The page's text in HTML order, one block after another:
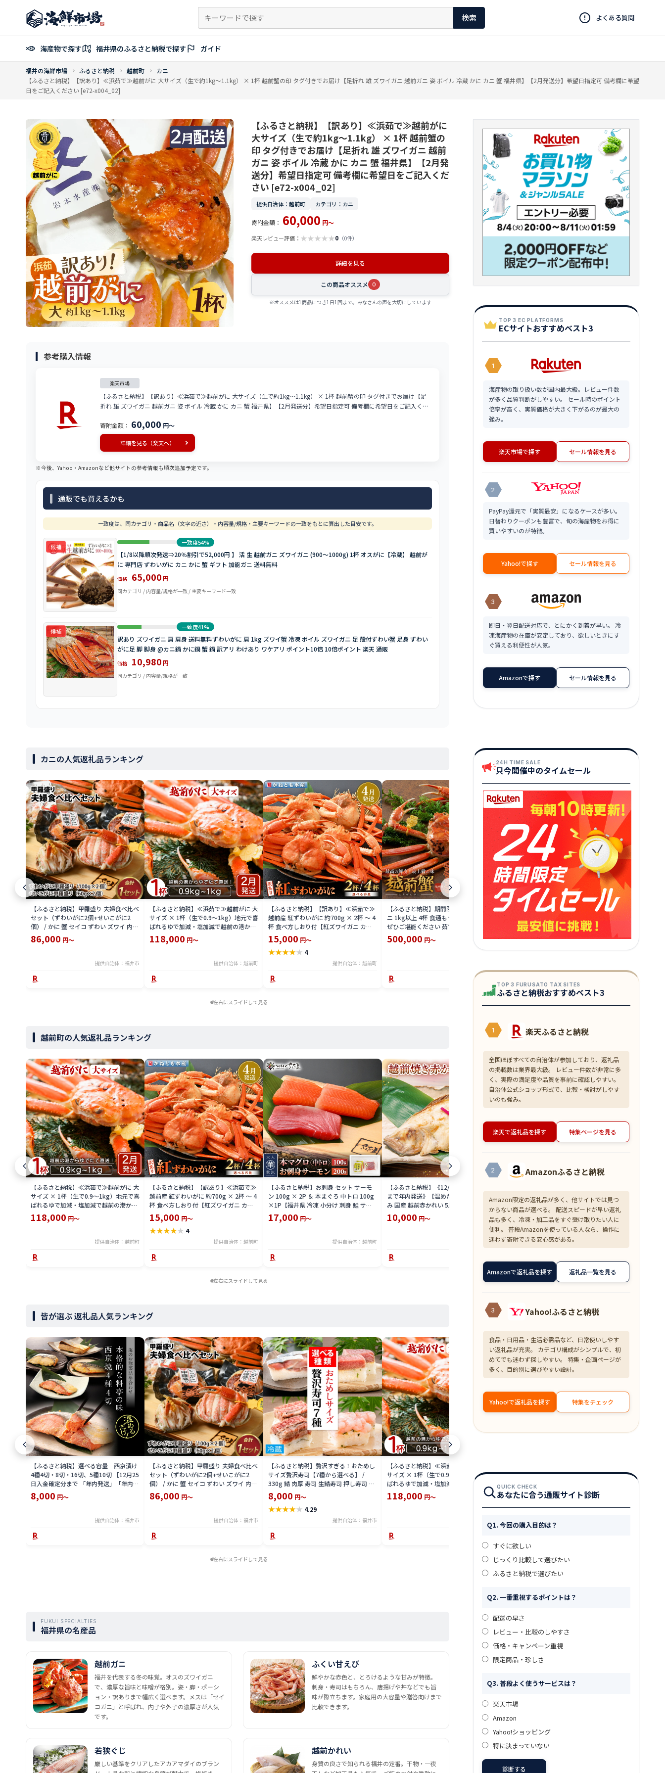
ン
へ
検索 よくある質問
海産物で探す 福井県のふるさと納税で探す ガイド
福井の海鮮市場 ふるさと納税 越前町
カニ
【ふるさと納税】【訳あり】≪浜茹で≫越前がに 大サイズ（生で約1kg～1.1kg） × 1杯 越前蟹の印 タグ付きでお届け【足折れ 雄 ズワイガニ 越前ガニ 姿 ボイル 冷蔵 かに カニ 蟹 福井県】【2月発送分】希望日指定可 備考欄に希望
日をご記入ください [e72-x004_02]
【ふるさと納税】【訳あり】≪浜茹で≫越前がに
大サイズ（生で約1kg～1.1kg） × 1杯 越前蟹の
印 タグ付きでお届け【足折れ 雄 ズワイガニ 越前
ガニ 姿 ボイル 冷蔵 かに カニ 蟹 福井県】【2月発
送分】希望日指定可 備考欄に希望日をご記入くだ
さい [e72-x004_02]
提供自治体：越前町 カテゴリ：カニ
寄附金額： 60,000 円～
楽天レビュー評価： ★★★★★0 （0件）
詳細を見る
この商品オススメ 0
※オススメは1商品につき1日1回まで。みなさんの声を大切にしています
参考購入情報
楽天市場
【ふるさと納税】【訳あり】≪浜茹で≫越前がに 大サイズ（生で約1kg～1.1kg） × 1杯 越前蟹の印 タグ付きでお届け【足
折れ 雄 ズワイガニ 越前ガニ 姿 ボイル 冷蔵 かに カニ 蟹 福井県】【2月発送分】希望日指定可 備考欄に希望日をご記入くだ
寄附金額： 60,000 円～
詳細を見る（楽天へ）
※今後、Yahoo・Amazonなど他サイトの参考情報も順次追加予定です。
通販でも買えるかも
一致度は、同カテゴリ・商品名（文字の近さ）・内容量/規格・主要キーワードの一致をもとに算出した目安です。
候補
一致度54%
【1/8以降順次発送⇒20％割引で52,000円 】 活 生 越前ガニ ズワイガニ (900〜1000g) 1杯 オスがに【冷蔵】 越前が
に 専門店 ずわいがに カニ かに 蟹 ギフト 加能ガニ 送料無料
価格 65,000円
同カテゴリ / 内容量/規格が一致 / 主要キーワード一致
候補
一致度41%
訳あり ズワイガニ 肩 肩身 送料無料ずわいがに 肩 1kg ズワイ蟹 冷凍 ボイル ズワイガニ 足 殻付ずわい蟹 足身 ずわい
がに足 脚 脚身 @カニ鍋 かに鍋 蟹 鍋 訳アリ わけあり ワケアリ ポイント10倍 10倍ポイント 楽天 通販
価格 10,980円
同カテゴリ / 内容量/規格が一致
カニの人気返礼品ランキング
【ふるさと納税】甲羅盛り 夫婦食べ比べ
セット（ずわいがに2個+せいこがに2
個） / かに 蟹 セイコ ずわい ズワイ 内子
外子 国産 冷凍 冬 冬の味覚 珍味 グルメ
国産 送料無料 [H-065050]
86,000 円～
提供自治体：福井市
【ふるさと納税】≪浜茹で≫越前がに 大
サイズ × 1杯（生で0.9〜1kg）地元で喜
ばれるゆで加減・塩加減で越前の港から
直送！【雄 ズワイガニ ずわいがに 越前
ガニ 姿 ボイル 冷蔵 福井県】【2月発送
入ください [e23-x004_02]
118,000 円～
提供自治体：越前町
【ふるさと納税】【訳あり】≪浜茹で≫
越前産 紅ずわいがに 約700g × 2杯 〜 4
杯 食べ方しおり付【紅ズワイガニ カニ
かに 蟹 姿 ボイル 冷蔵 福井県】【4月発
送分】希望日指定不可
15,000 円～
★★★★★ 4
提供自治体：越前町
【ふるさと納税】期間限定 茹で 越前ガ
ニ 1kg以上 4杯 食通もうなる本場の味を
ぜひご堪能ください 茹でガニ ズワイガ
ニ カニ 蟹 海鮮 福井県 若狭町 お届け：
2025年11月10日～2026年3月31日（年
500,000 円～
【ふるさと納税】総合1位獲得『年内配
送可 (12月25日決済完了分まで)』着日指
定可能！最短3営業日以内発送【生食
可】ますよね 商店の元祖 カット済み 生
ね 海鮮 ズワイガニ カニ 蟹 刺身 カニし
13,000円～
★★★★★4.19
海鮮 海鮮セ
届け：2025年
147,000
左右にスライドして見る
越前町の人気返礼品ランキング
【ふるさと納税】≪浜茹で≫越前がに 大
サイズ × 1杯（生で0.9〜1kg）地元で喜
ばれるゆで加減・塩加減で越前の港から
直送！【雄 ズワイガニ ずわいがに 越前
ガニ 姿 ボイル 冷蔵 福井県】【2月発送
入ください [e23-x004_02]
118,000 円～
提供自治体：越前町
【ふるさと納税】【訳あり】≪浜茹で≫
越前産 紅ずわいがに 約700g × 2杯 〜 4
杯 食べ方しおり付【紅ズワイガニ カニ
かに 蟹 姿 ボイル 冷蔵 福井県】【4月発
送分】希望日指定不可
15,000 円～
★★★★★ 4
提供自治体：越前町
【ふるさと納税】お刺身 セット サーモ
ン 100g × 2P ＆ 本まぐろ 中トロ 100g
×1P【福井県 冷凍 小分け 刺身 鮭 サケ
さけ マグロ 鮪 】
17,000 円～
提供自治体：越前町
【ふるさと納税】《12/25寄附決済完了
まで年内発送》【温めだけ】焼き調理済
み 国産 越前赤かれい 5尾 干物 焼きカレ
イ / 冷凍 カレイ 小分け 総菜 焼魚 さかな
魚 【越前海岸・美味直送シリーズ】
10,000 円～
提供自治体：越前町
えび 250g × 2Pセット 小分け パックで
食べやすい！【えび エビ 海老 刺身 海鮮
海産物 魚貝類 魚介類 新鮮 冷凍 】
10,000円～
提供自治体：越前町
左右にスライドして見る
皆が選ぶ 返礼品人気ランキング
【ふるさと納税】選べる容量 西京漬け
4種4切・8切・16切、5種10切 【12月25
日入金確定分まで 「年内発送」「年内配
送」「年内お届け」】/ レンジで温める
だけ 西京焼き 湯煎 西京漬 送料無料
8,000 円～
提供自治体：福井市
【ふるさと納税】甲羅盛り 夫婦食べ比べ
セット（ずわいがに2個+せいこがに2
個） / かに 蟹 セイコ ずわい ズワイ 内子
外子 国産 冷凍 冬 冬の味覚 珍味 グルメ
国産 送料無料 [H-065050]
86,000 円～
提供自治体：福井市
【ふるさと納税】贅沢すぎる！おためし
サイズ贅沢寿司【7種から選べる】 /
330g 鯖 肉厚 寿司 生鯖寿司 押し寿司 ご
褒美 おためし用 一人前 サバ 海鮮 棒寿司
バッテラ 魚貝 懐石料理 冷蔵配送 四季食
彩 萩 送料無料 [A-013025]
8,000 円～
★★★★★ 4.29
提供自治体：福井市
【ふるさと納税】≪浜茹で≫越前がに 大
サイズ × 1杯（生で0.9〜1kg）地元で喜
ばれるゆで加減・塩加減で越前の港から
直送！【雄 ズワイガニ ずわいがに 越前
ガニ 姿 ボイル 冷蔵 福井県】【2月発送
分】希望日指定可 備考欄に希望日をご記
118,000 円～
がの潮風感じる 創作 海鮮丼の素 浜焼き
鯖 × Sio檸檬ペッパー 5食セット 若狭名
物 浜焼き鯖を贅沢に使用 丼 どんぶり 海
鮮 サバ 鯖 ご飯にのせるだけ お酒の肴 ア
レンジ 簡単 贈答 お中元
18,000円～
焼くだけ！ 骨
ット [A-
赤魚 銀ダラ た
左右にスライドして見る
FUKUI SPECIALTIES
福井県の名産品
越前ガニ
福井を代表する冬の味覚。オスのズワイガニ
で、濃厚な旨味と味噌が格別。姿・脚・ポーシ
ョン・訳ありまで幅広く選べます。メスは「セイ
コガニ」と呼ばれ、内子や外子の濃厚さが人気
です。
ふくい甘えび
鮮やかな赤色と、とろけるような甘みが特徴。
刺身・寿司はもちろん、唐揚げや丼などでも旨
味が際立ちます。家庭用の大容量や贈答向けまで
比較できます。
若狭ぐじ
厳しい基準をクリアしたアカアマダイのブラン
越前かれい
身質の良さで知られる福井の定番。干物・一夜
TOP 3 EC PLATFORMS
ECサイトおすすめベスト3
1
海産物の取り扱い数が国内最大級。レビュー件数
が多く品質判断がしやすい。 セール時のポイント
倍率が高く、実質価格が大きく下がるのが最大の
強み。
楽天市場で探す セール情報を見る
2
PayPay還元で「実質最安」になるケースが多い。
日替わりクーポンも豊富で、旬の海産物をお得に
買いやすいのが特徴。
Yahoo!で探す セール情報を見る
3
即日・翌日配送対応で、とにかく到着が早い。 冷
凍海産物の在庫が安定しており、欲しいときにす
ぐ買える利便性が人気。
Amazonで探す セール情報を見る
24H TIME SALE
只今開催中のタイムセール
TOP 3 FURUSATO TAX SITES
ふるさと納税おすすめベスト3
1 楽天ふるさと納税
全国ほぼすべての自治体が参加しており、返礼品
の掲載数は業界最大級。 レビュー件数が非常に多
く、実際の満足度や品質を事前に確認しやすい。
自治体公式ショップ形式で、比較・検討がしやす
いのも強み。
楽天で返礼品を探す 特集ページを見る
2 Amazonふるさと納税
Amazon限定の返礼品が多く、他サイトでは見つ
からない商品が選べる。 配送スピードが早い返礼
品も多く、冷凍・加工品をすぐ受け取りたい人に
便利。 普段Amazonを使っている人なら、操作に
迷わず寄附できる安心感がある。
Amazonで返礼品を探す 返礼品一覧を見る
3 Yahoo!ふるさと納税
食品・日用品・生活必需品など、日常使いしやす
い返礼品が充実。 カテゴリ構成がシンプルで、初
めてでも迷わず探しやすい。 特集・企画ページが
多く、目的別に選びやすい設計。
Yahoo!で返礼品を探す 特集をチェック
QUICK CHECK
あなたに合う通販サイト診断
Q1. 今回の購入目的は？
すぐに欲しい
じっくり比較して選びたい
ふるさと納税で選びたい
Q2. 一番重視するポイントは？
配送の早さ
レビュー・比較のしやすさ
価格・キャンペーン重視
限定商品・珍しさ
Q3. 普段よく使うサービスは？
楽天市場
Amazon
Yahoo!ショッピング
特に決まっていない
診断する